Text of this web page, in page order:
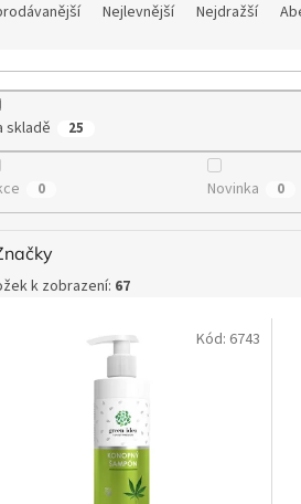
Nejlevnější Nejdražší
skladě 25
0 Novinka 0
k zobrazení: 67
Kód: 6743